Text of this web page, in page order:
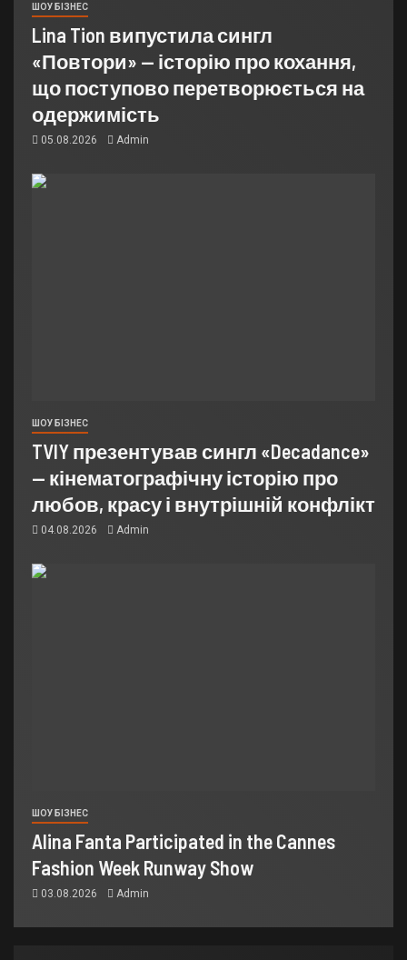
ШОУ БІЗНЕС
Lina Tion випустила сингл
«Повтори» — історію про кохання,
що поступово перетворюється на
одержимість
05.08.2026 Admin
ШОУ БІЗНЕС
TVIY презентував сингл «Decadance»
— кінематографічну історію про
любов, красу і внутрішній конфлікт
04.08.2026 Admin
ШОУ БІЗНЕС
Alina Fanta Participated in the Cannes
Fashion Week Runway Show
03.08.2026 Admin